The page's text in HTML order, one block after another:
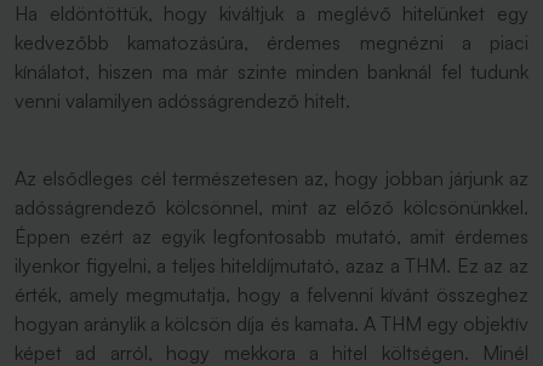
Ha eldöntöttük, hogy kiváltjuk a meglévő hitelünket egy
kedvezőbb kamatozásúra, érdemes megnézni a piaci
kínálatot, hiszen ma már szinte minden banknál fel tudunk
venni valamilyen adósságrendező hitelt.
Az elsődleges cél természetesen az, hogy jobban járjunk az
adósságrendező kölcsönnel, mint az előző kölcsönünkkel.
Éppen ezért az egyik legfontosabb mutató, amit érdemes
ilyenkor figyelni, a teljes hiteldíjmutató, azaz a THM. Ez az az
érték, amely megmutatja, hogy a felvenni kívánt összeghez
hogyan aránylik a kölcsön díja és kamata. A THM egy objektív
képet ad arról, hogy mekkora a hitel költségen. Minél